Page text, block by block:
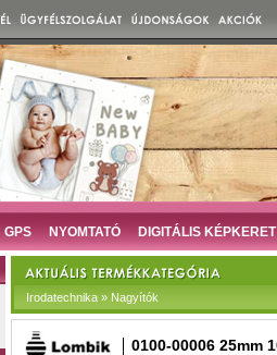
GPS NYOMTATÓ DIGITÁLIS KÉPKERET
Irodatechnika » Nagyítók
0100-00006 25mm